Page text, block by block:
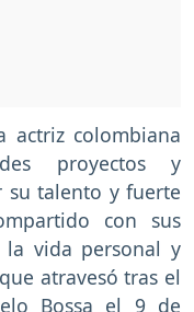
actriz colombiana
proyectos y
su talento y fuerte
con sus
la vida personal y
atravesó tras el
Bossa el 9 de